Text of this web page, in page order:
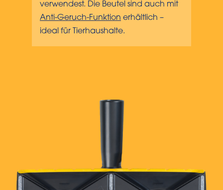
verwendest. Die Beutel sind auch mit
Anti-Geruch-Funktion erhältlich –
ideal für Tierhaushalte.